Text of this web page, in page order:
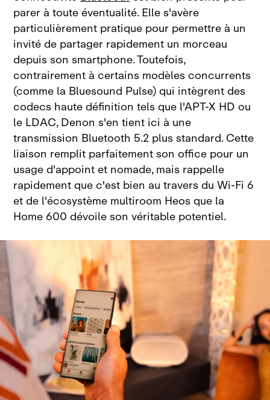
parer à toute éventualité. Elle s'avère
particulièrement pratique pour permettre à un
invité de partager rapidement un morceau
depuis son smartphone. Toutefois,
contrairement à certains modèles concurrents
(comme la Bluesound Pulse) qui intègrent des
codecs haute définition tels que l'APT‑X HD ou
le LDAC, Denon s'en tient ici à une
transmission Bluetooth 5.2 plus standard. Cette
liaison remplit parfaitement son office pour un
usage d'appoint et nomade, mais rappelle
rapidement que c'est bien au travers du Wi‑Fi 6
et de l'écosystème multiroom Heos que la
Home 600 dévoile son véritable potentiel.